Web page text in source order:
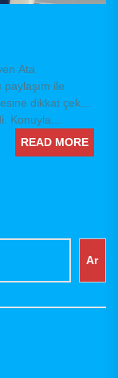
Ata
ile
dikkat çekti.
Konuyla...
READ MORE
Ar